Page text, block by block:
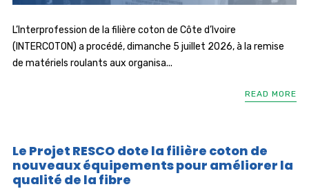
L’Interprofession de la filière coton de Côte d’Ivoire
(INTERCOTON) a procédé, dimanche 5 juillet 2026, à la remise
de matériels roulants aux organisa...
READ MORE
Le Projet RESCO dote la filière coton de
nouveaux équipements pour améliorer la
qualité de la fibre